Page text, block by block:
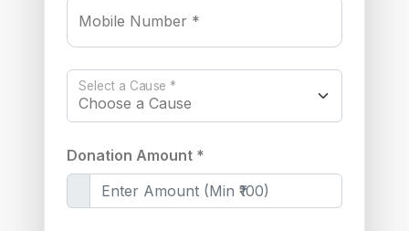
Mobile Number *
Select a Cause *
Donation Amount *